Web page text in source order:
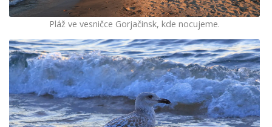
Pláž ve vesničce Gorjačinsk, kde nocujeme.